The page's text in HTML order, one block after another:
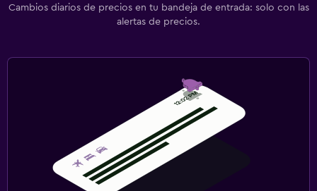
Cambios diarios de precios en tu bandeja de entrada: solo con las
alertas de precios.